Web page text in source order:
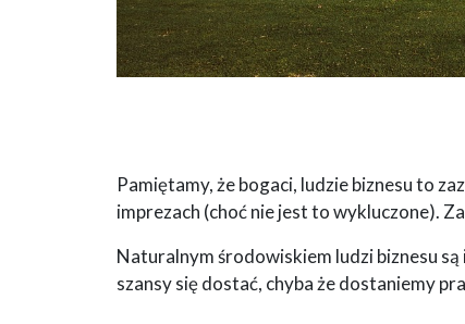
Pamiętamy, że bogaci, ludzie biznesu to
imprezach (choć nie jest to wykluczone).
Naturalnym środowiskiem ludzi biznesu są
szansy się dostać, chyba że dostaniemy